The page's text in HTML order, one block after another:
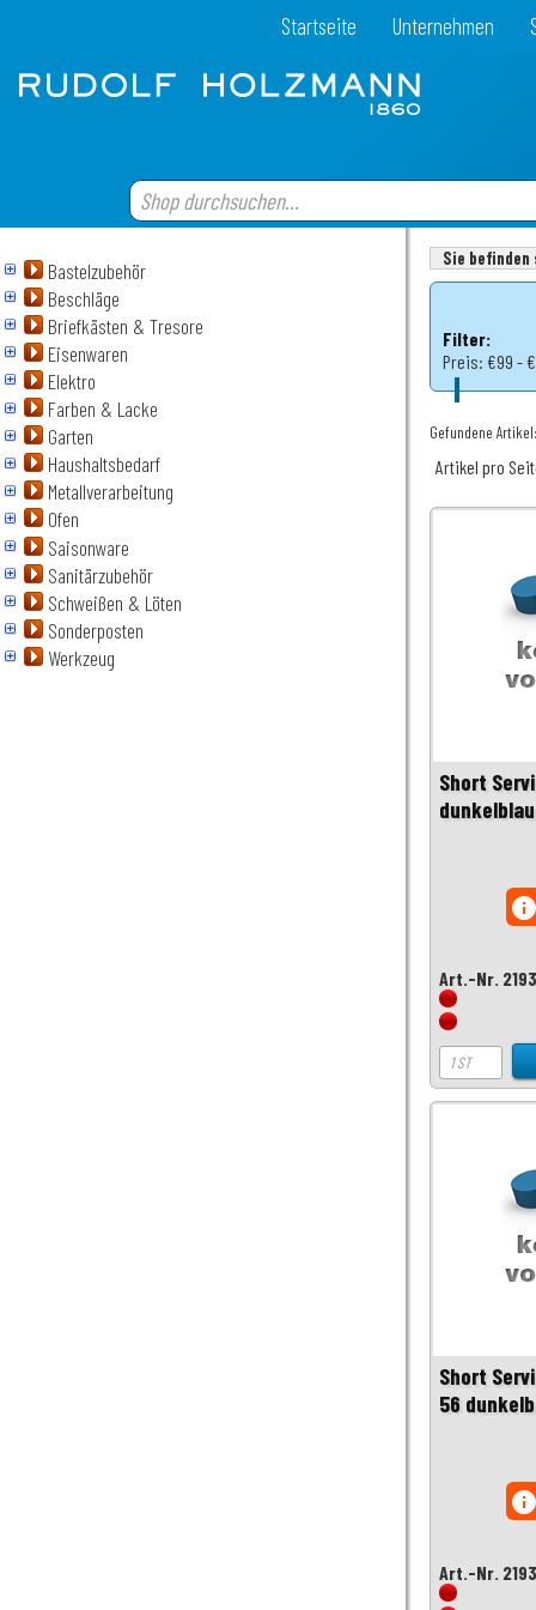
Startseite Unternehmen
Bastelzubehör
Beschläge
Briefkästen & Tresore
Eisenwaren
Elektro
Farben & Lacke
Garten
Haushaltsbedarf
Metallverarbeitung
Ofen
Saisonware
Sanitärzubehör
Schweißen & Löten
Sonderposten
Werkzeug
Sie
Filter:
Preis: €99 -
Gefundene
Artikel pro
Short
dunkelblau
Art.-Nr.
Short
56
Art.-Nr.